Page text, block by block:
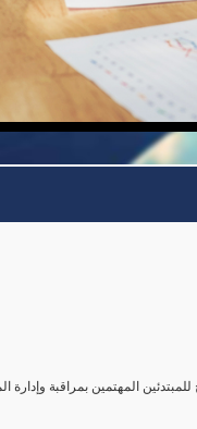
المهتمين بمراقبة